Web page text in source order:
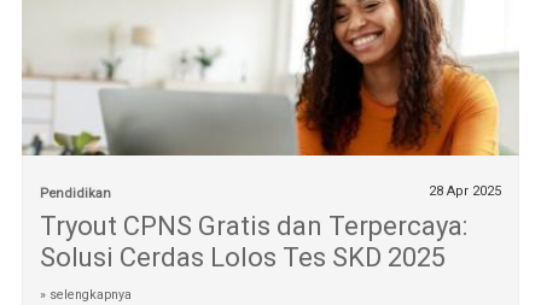
Pendidikan 28 Apr 2025
Tryout CPNS Gratis dan Terpercaya:
Solusi Cerdas Lolos Tes SKD 2025
» selengkapnya